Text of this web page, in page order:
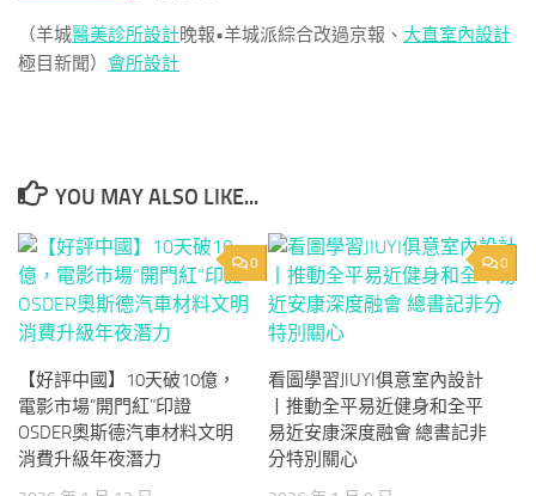
（羊城醫美診所設計晚報•羊城派綜合改過京報、 大直室內設計
極目新聞） 會所設計
YOU MAY ALSO LIKE...
0
【好評中國】10天破10億，
電影市場“開門紅”印證
OSDER奧斯德汽車材料文明
消費升級年夜潛力
0
看圖學習JIUYI俱意室內設計
丨推動全平易近健身和全平
易近安康深度融會 總書記非
分特別關心